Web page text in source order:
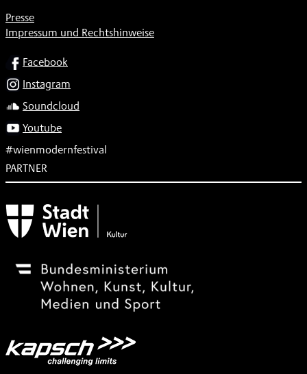
Presse
Impressum und Rechtshinweise
SOCIALFacebook
Instagram
Soundcloud
Youtube
#wienmodernfestival
PARTNER
Subventionsgeber